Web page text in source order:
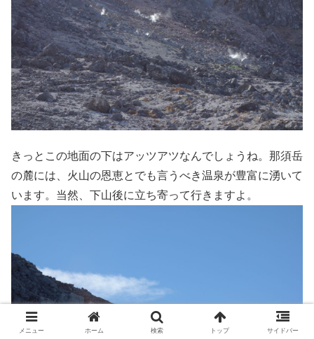
きっとこの地面の下はアッツアツなんでしょうね。那須岳
の麓には、火山の恩恵とでも言うべき温泉が豊富に湧いて
います。当然、下山後に立ち寄って行きますよ。
メニュー ホーム 検索 トップ サイドバー